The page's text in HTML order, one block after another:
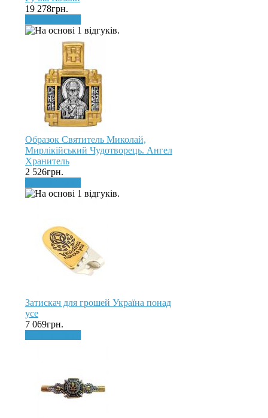
19 278грн.
Образок Святитель Миколай,
Мирлікійський Чудотворець. Ангел
Хранитель
2 526грн.
Затискач для грошей Україна понад
усе
7 069грн.